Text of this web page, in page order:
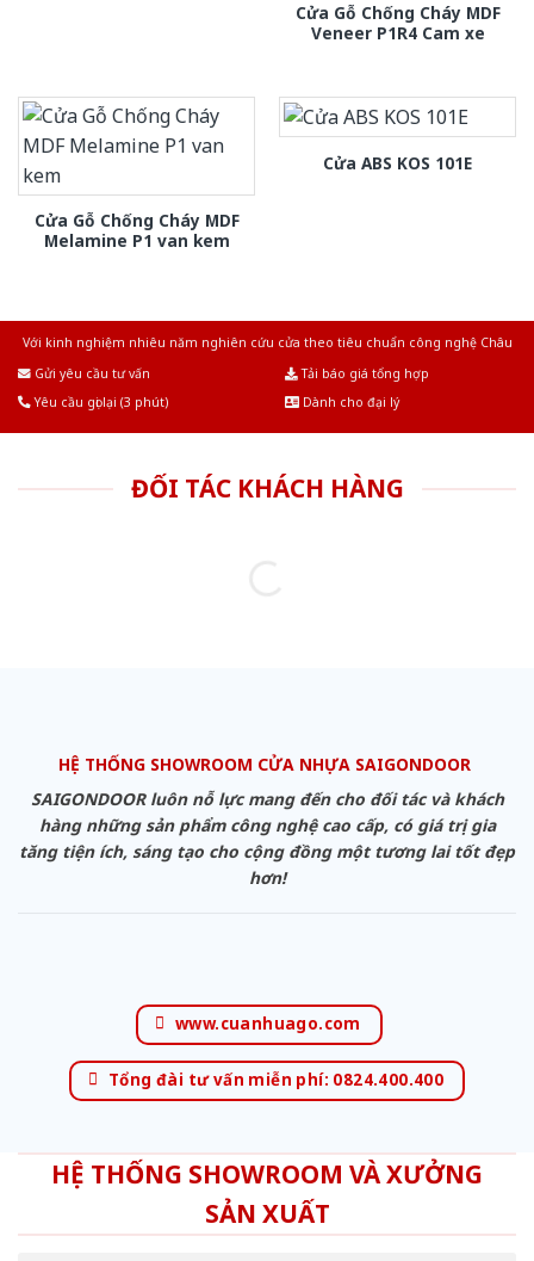
Cửa Gỗ Chống Cháy MDF
Veneer P1R4 Cam xe
Cửa Gỗ Chống Cháy MDF
Melamine P1 van kem
Cửa ABS KOS 101E
Với kinh nghiệm nhiêu năm nghiên cứu cửa theo tiêu chuẩn công nghệ Châu
Gửi yêu cầu tư vấn
Tải báo giá tổng hợp
Yêu cầu gọi lại (3 phút)
Dành cho đại lý
ĐỐI TÁC KHÁCH HÀNG
HỆ THỐNG SHOWROOM CỬA NHỰA SAIGONDOOR
SAIGONDOOR luôn nỗ lực mang đến cho đối tác và khách
hàng những sản phẩm công nghệ cao cấp, có giá trị gia
tăng tiện ích, sáng tạo cho cộng đồng một tương lai tốt đẹp
hơn!
www.cuanhuago.com
Tổng đài tư vấn miễn phí: 0824.400.400
HỆ THỐNG SHOWROOM VÀ XƯỞNG
SẢN XUẤT